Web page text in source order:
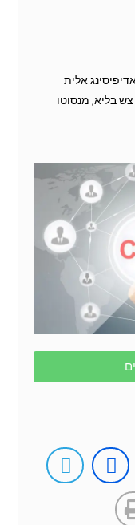
אלית
בליא, מנסוטו